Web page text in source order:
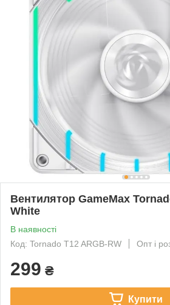
Вентилятор GameMax
White
В наявності
Код: Tornado T12 ARGB-RW
Опт і
299 ₴
Купити